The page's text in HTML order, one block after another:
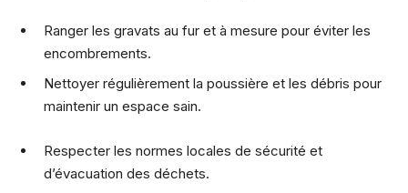
Ranger les gravats au fur et à mesure pour éviter les
encombrements.
Nettoyer régulièrement la poussière et les débris pour
maintenir un espace sain.
Respecter les normes locales de sécurité et
d’évacuation des déchets.